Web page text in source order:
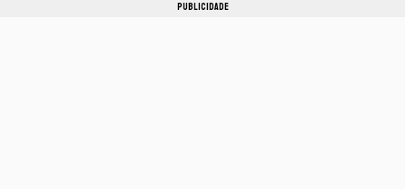
PUBLICIDADE